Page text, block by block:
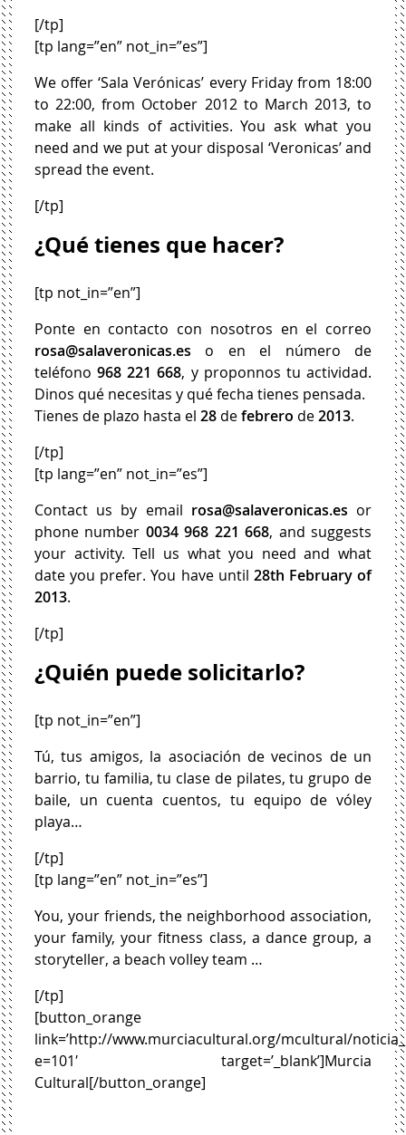
[/tp]
[tp lang=”en” not_in=”es”]
We offer ‘Sala Verónicas’ every Friday from 18:00
to 22:00, from October 2012 to March 2013, to
make all kinds of activities. You ask what you
need and we put at your disposal ‘Veronicas’ and
spread the event.
[/tp]
¿Qué tienes que hacer?
[tp not_in=”en”]
Ponte en contacto con nosotros en el correo
rosa@salaveronicas.es o en el número de
teléfono968 221 668, y proponnos tu actividad.
Dinos qué necesitas y qué fecha tienes pensada.
Tienes de plazo hasta el28 defebrero de2013.
[/tp]
[tp lang=”en” not_in=”es”]
Contact us by email rosa@salaveronicas.es or
phone number 0034 968 221 668, and suggests
your activity. Tell us what you need and what
date you prefer. You have until 28th February of
2013.
[/tp]
¿Quién puede solicitarlo?
[tp not_in=”en”]
Tú, tus amigos, la asociación de vecinos de un
barrio, tu familia, tu clase de pilates, tu grupo de
baile, un cuenta cuentos, tu equipo de vóley
playa…
[/tp]
[tp lang=”en” not_in=”es”]
You, your friends, the neighborhood association,
your family, your fitness class, a dance group, a
storyteller, a beach volley team …
[/tp]
[button_orange
link=’http://www.murciacultural.org/mcultural/
e=101′ target=’_blank’]Murcia
Cultural[/button_orange]